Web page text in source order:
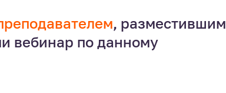
, разместившим
вебинар по данному